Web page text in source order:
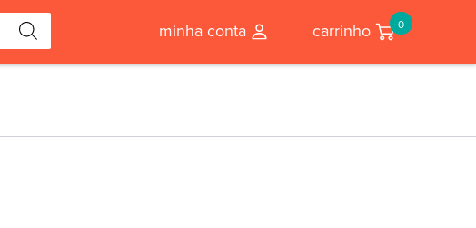
minha conta carrinho 0